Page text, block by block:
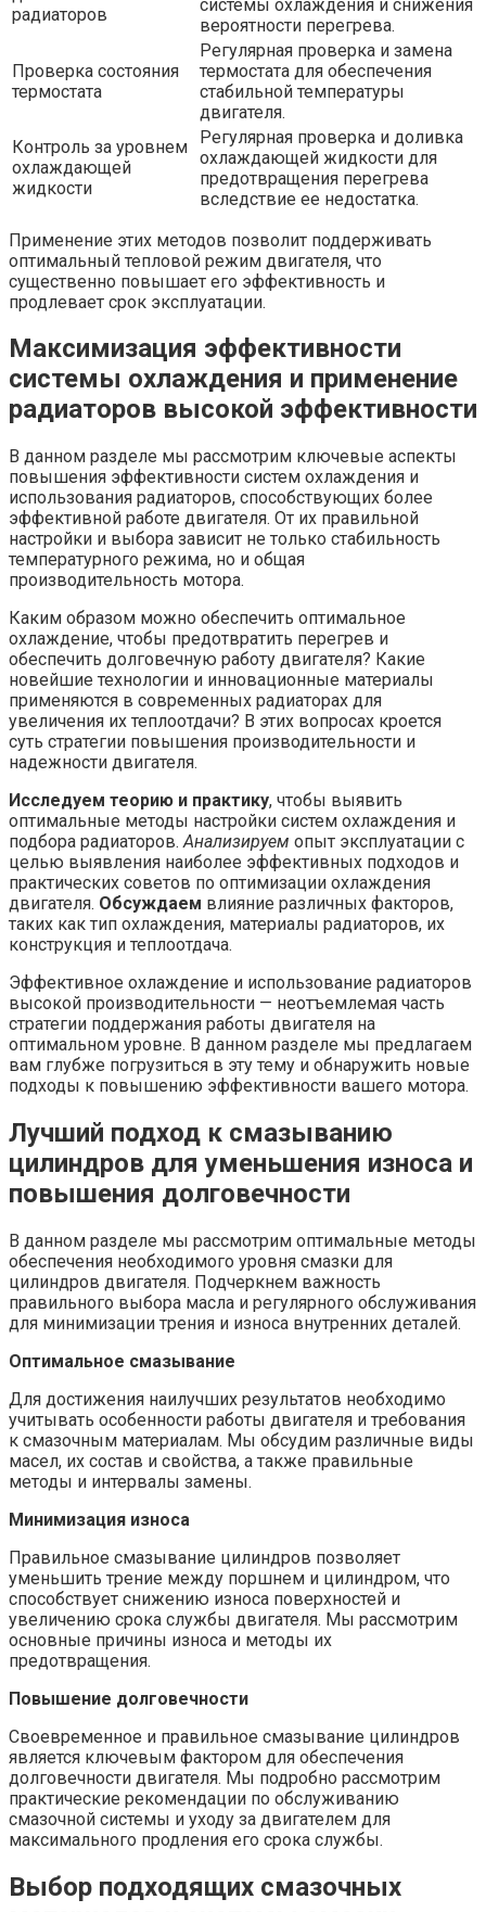
радиаторов
системы охлаждения и снижения
вероятности перегрева.
Проверка состояния
термостата
Регулярная проверка и замена
термостата для обеспечения
стабильной температуры
двигателя.
Контроль за уровнем
охлаждающей
жидкости
Регулярная проверка и доливка
охлаждающей жидкости для
предотвращения перегрева
вследствие ее недостатка.
Применение этих методов позволит поддерживать
оптимальный тепловой режим двигателя, что
существенно повышает его эффективность и
продлевает срок эксплуатации.
Максимизация эффективности
системы охлаждения и применение
радиаторов высокой эффективности
В данном разделе мы рассмотрим ключевые аспекты
повышения эффективности систем охлаждения и
использования радиаторов, способствующих более
эффективной работе двигателя. От их правильной
настройки и выбора зависит не только стабильность
температурного режима, но и общая
производительность мотора.
Каким образом можно обеспечить оптимальное
охлаждение, чтобы предотвратить перегрев и
обеспечить долговечную работу двигателя? Какие
новейшие технологии и инновационные материалы
применяются в современных радиаторах для
увеличения их теплоотдачи? В этих вопросах кроется
суть стратегии повышения производительности и
надежности двигателя.
Исследуем теорию и практику, чтобы выявить
оптимальные методы настройки систем охлаждения и
подбора радиаторов.Анализируем опыт эксплуатации с
целью выявления наиболее эффективных подходов и
практических советов по оптимизации охлаждения
двигателя. Обсуждаем влияние различных факторов,
таких как тип охлаждения, материалы радиаторов, их
конструкция и теплоотдача.
Эффективное охлаждение и использование радиаторов
высокой производительности — неотъемлемая часть
стратегии поддержания работы двигателя на
оптимальном уровне. В данном разделе мы предлагаем
вам глубже погрузиться в эту тему и обнаружить новые
подходы к повышению эффективности вашего мотора.
Лучший подход к смазыванию
цилиндров для уменьшения износа и
повышения долговечности
В данном разделе мы рассмотрим оптимальные методы
обеспечения необходимого уровня смазки для
цилиндров двигателя. Подчеркнем важность
правильного выбора масла и регулярного обслуживания
для минимизации трения и износа внутренних деталей.
Оптимальное смазывание
Для достижения наилучших результатов необходимо
учитывать особенности работы двигателя и требования
к смазочным материалам. Мы обсудим различные виды
масел, их состав и свойства, а также правильные
методы и интервалы замены.
Минимизация износа
Правильное смазывание цилиндров позволяет
уменьшить трение между поршнем и цилиндром, что
способствует снижению износа поверхностей и
увеличению срока службы двигателя. Мы рассмотрим
основные причины износа и методы их
предотвращения.
Повышение долговечности
Своевременное и правильное смазывание цилиндров
является ключевым фактором для обеспечения
долговечности двигателя. Мы подробно рассмотрим
практические рекомендации по обслуживанию
смазочной системы и уходу за двигателем для
максимального продления его срока службы.
Выбор подходящих смазочных